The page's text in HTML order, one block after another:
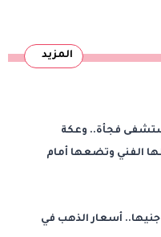
المزيد
فجأة.. وعكة
الفني وتضعها أمام
عيار 21 يسجل 6115 جنيها.. أسعار الذهب في